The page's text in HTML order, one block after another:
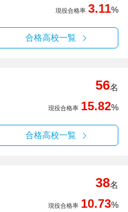
現役合格率 3.11%
合格高校一覧
56名
現役合格率 15.82%
合格高校一覧
38名
現役合格率 10.73%